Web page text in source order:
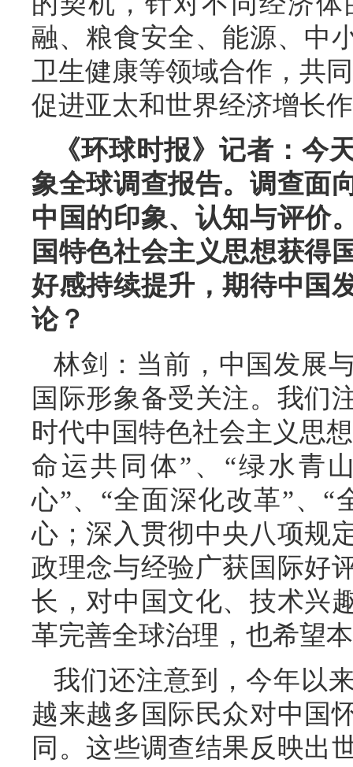
融、粮食安全、能源、中
卫生健康等领域合作，共
促进亚太和世界经济增长
《环球时报》记者：今
象全球调查报告。调查面
中国的印象、认知与评价
国特色社会主义思想获得
好感持续提升，期待中国
论？
林剑：当前，中国发展
国际形象备受关注。我们
时代中国特色社会主义思
命运共同体”、“绿水青
心”、“全面深化改革”、
心；深入贯彻中央八项规
政理念与经验广获国际好
长，对中国文化、技术兴
革完善全球治理，也希望
我们还注意到，今年以
越来越多国际民众对中国
同。这些调查结果反映出